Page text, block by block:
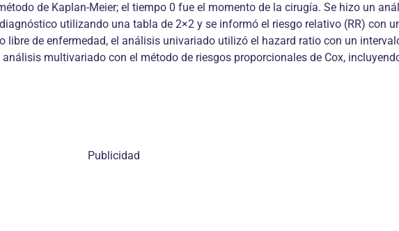
de Kaplan-Meier; el tiempo 0 fue el momento de la cirugía. Se hizo un
utilizando una tabla de 2×2 y se informó el riesgo relativo (RR) con
de enfermedad, el análisis univariado utilizó el hazard ratio con un
multivariado con el método de riesgos proporcionales de Cox,
Publicidad